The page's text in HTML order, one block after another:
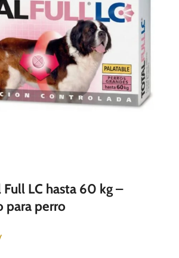
LC hasta 60 kg –
para perro